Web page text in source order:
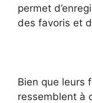
permet
des favoris et
Bien que leurs
ressemblent à